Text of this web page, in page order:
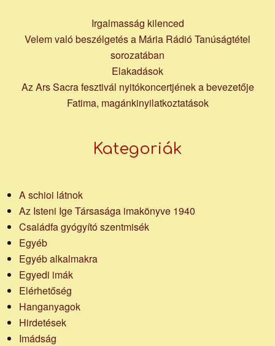
Irgalmasság kilenced
Velem való beszélgetés a Mária Rádió Tanúságtétel
sorozatában
Elakadások
Az Ars Sacra fesztivál nyitókoncertjének a bevezetője
Fatima, magánkinyilatkoztatások
Kategoriák
A schioi látnok
Az Isteni Ige Társasága imakönyve 1940
Családfa gyógyító szentmisék
Egyéb
Egyéb alkalmakra
Egyedi imák
Elérhetőség
Hanganyagok
Hirdetések
Imádság